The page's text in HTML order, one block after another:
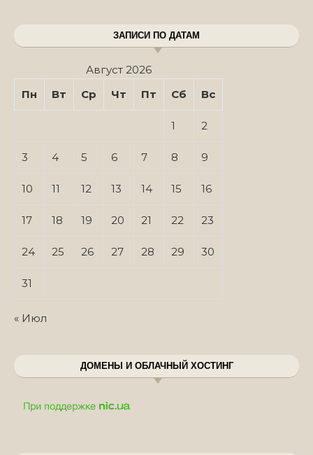
ЗАПИСИ ПО ДАТАМ
Август 2026
Пн
Вт Ср Чт Пт Сб Вс
1 2
3 4 5 6 7 8 9
10 11 12 13 14 15 16
17 18 19 20 21 22 23
24 25 26 27 28 29 30
31
« Июл
ДОМЕНЫ И ОБЛАЧНЫЙ ХОСТИНГ